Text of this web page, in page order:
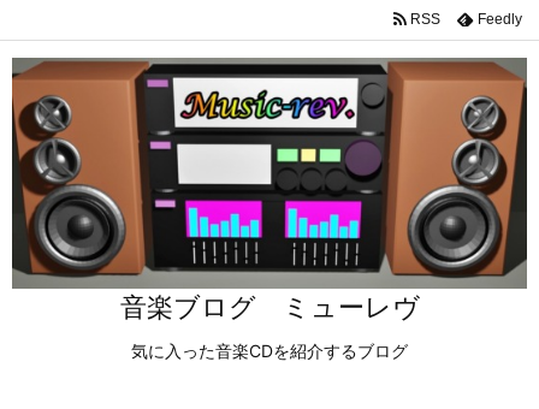
音楽ブログ ミューレヴ
気に入った音楽CDを紹介するブログ
RSS Feedly